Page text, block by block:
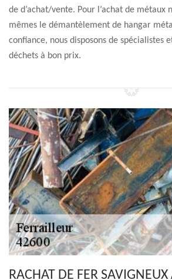
de d’achat/vente. Pour l’achat de métaux
mêmes le démantèlement de hangar
confiance, nous disposons de spécialistes
déchets à bon prix.
RACHAT DE FER SAVIGNEUX